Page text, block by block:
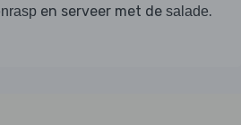
en serveer met de salade.